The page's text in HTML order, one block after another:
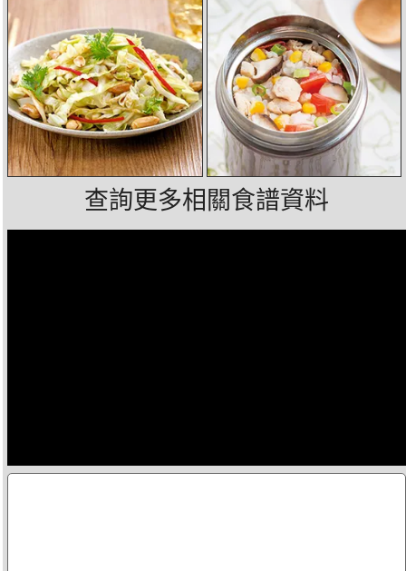
查詢更多相關食譜資料